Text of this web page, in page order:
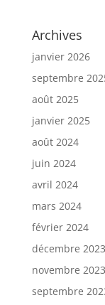
Archives
janvier 2026
septembre
août 2025
janvier 2025
août 2024
juin 2024
avril 2024
mars 2024
février 2024
décembre 2023
novembre 2023
septembre